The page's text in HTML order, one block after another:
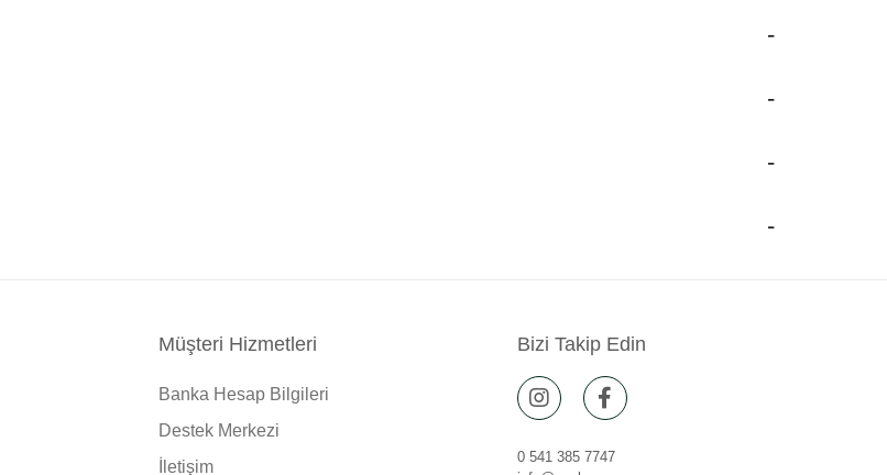
Müşteri Hizmetleri
Banka Hesap Bilgileri
Destek Merkezi
İletişim
Bizi Takip Edin
0 541 385 7747